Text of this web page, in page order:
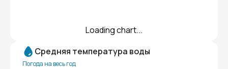
Loading chart...
Средняя температура воды
Погода на весь год